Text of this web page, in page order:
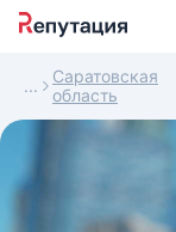
Саратовская
область